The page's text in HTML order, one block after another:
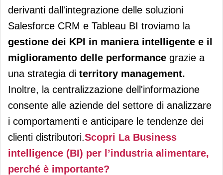
derivanti dall'integrazione delle soluzioni
Salesforce CRM e Tableau BI troviamo la
gestione dei KPI in maniera intelligente e il
miglioramento delle performance grazie a
una strategia di territory management.
Inoltre, la centralizzazione dell'informazione
consente alle aziende del settore di analizzare
i comportamenti e anticipare le tendenze dei
clienti distributori.Scopri La Business
intelligence (BI) per l’industria alimentare,
perché è importante?